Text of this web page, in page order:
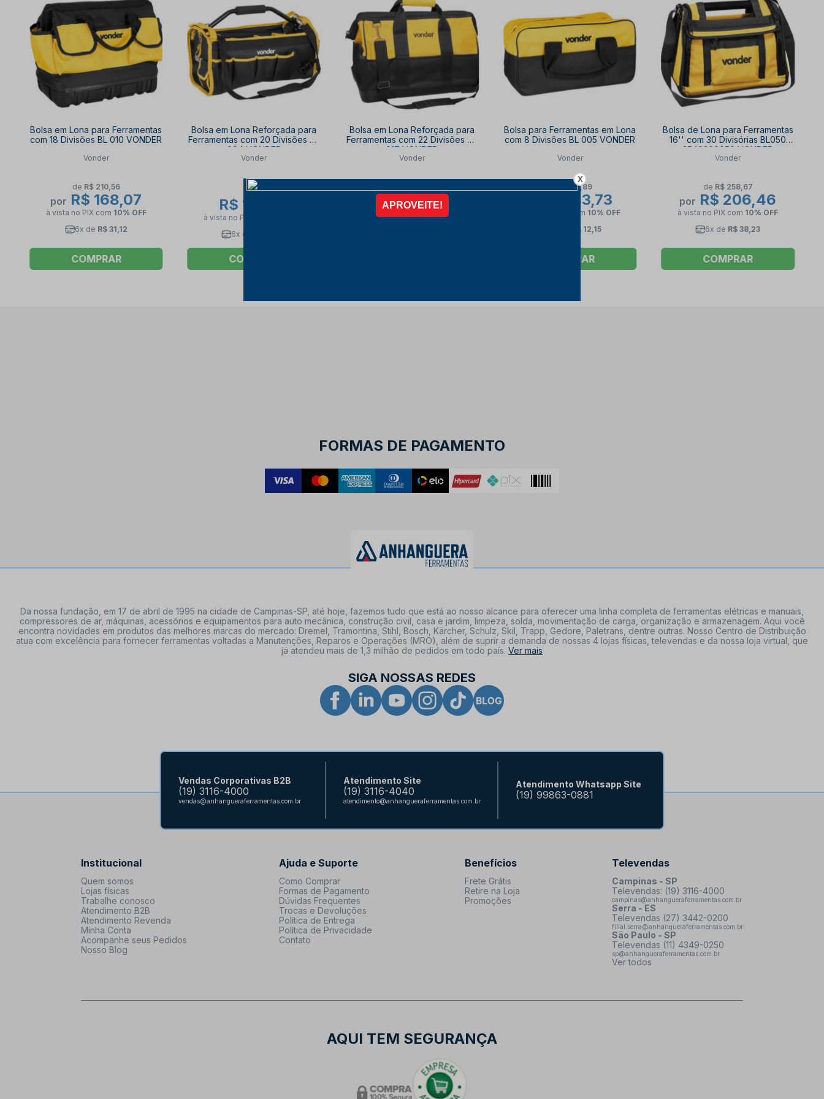
Bolsa em Lona para Ferramentas
com 18 Divisões BL 010 VONDER
Vonder
de R$ 210,56
por R$ 168,07
à vista no PIX com 10% OFF
6x de R$ 31,12
COMPRAR
Bolsa em Lona Reforçada para
Ferramentas com 20 Divisões BL
004 VONDER
Vonder
R$ 175,80
à vista no PIX
6x de
COMPRAR
Bolsa em Lona Reforçada para
Ferramentas com 22 Divisões BL
017 VONDER
Vonder
porR$ 151,40
à vista no PIX
10% OFF
Bolsa para Ferramentas em Lona
com 8 Divisões BL 005 VONDER
Vonder
R$ 52,89
R$ 43,73
com 10% OFF
R$ 12,15
COMPRAR
Bolsa de Lona para Ferramentas
16'' com 30 Divisórias BL050
3540300050 VONDER
Vonder
de R$ 258,67
por R$ 206,46
à vista no PIX com 10% OFF
6x de R$ 38,23
COMPRAR
FORMAS DE PAGAMENTO
Da nossa fundação, em 17 de abril de 1995 na cidade de Campinas-SP, até hoje, fazemos tudo que está ao nosso alcance para oferecer uma linha completa de ferramentas elétricas e manuais,
compressores de ar, máquinas, acessórios e equipamentos para auto mecânica, construção civil, casa e jardim, limpeza, solda, movimentação de carga, organização e armazenagem. Aqui você
encontra novidades em produtos das melhores marcas do mercado: Dremel, Tramontina, Stihl, Bosch, Kärcher, Schulz, Skil, Trapp, Gedore, Paletrans, dentre outras. Nosso Centro de Distribuição
atua com excelência para fornecer ferramentas voltadas a Manutenções, Reparos e Operações (MRO), além de suprir a demanda de nossas 4 lojas físicas, televendas e da nossa loja virtual, que
já atendeu mais de 1,3 milhão de pedidos em todo país. Ver mais
SIGA NOSSAS REDES
Vendas Corporativas B2B
(19) 3116-4000
vendas@anhangueraferramentas.com.br
Atendimento Site
(19) 3116-4040
atendimento@anhangueraferramentas.com.br
Atendimento Whatsapp Site
(19) 99863-0881
Institucional
Quem somos
Lojas físicas
Trabalhe conosco
Atendimento B2B
Atendimento Revenda
Minha Conta
Acompanhe seus Pedidos
Nosso Blog
Ajuda e Suporte
Como Comprar
Formas de Pagamento
Dúvidas Frequentes
Trocas e Devoluções
Política de Entrega
Política de Privacidade
Contato
Benefícios
Frete Grátis
Retire na Loja
Promoções
Televendas
Campinas - SP
Televendas: (19) 3116-4000
campinas@anhangueraferramentas.com.br
Serra - ES
Televendas (27) 3442-0200
filial.serra@anhangueraferramentas.com.br
São Paulo - SP
Televendas (11) 4349-0250
sp@anhangueraferramentas.com.br
Ver todos
AQUI TEM SEGURANÇA
X